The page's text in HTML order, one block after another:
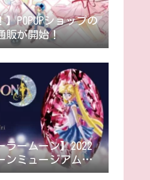
POPUPショップの
販が開始！
ラームーン】2022
ンミュージアム』
メニュー